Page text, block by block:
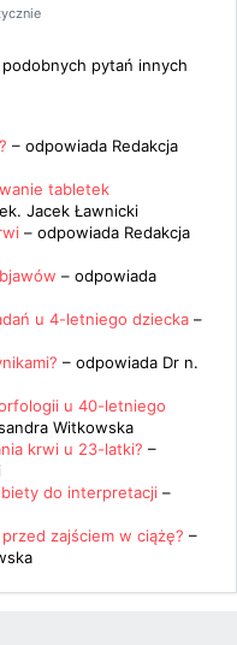
pytań innych
– odpowiada Redakcja
tabletek
Jacek Ławnicki
– odpowiada Redakcja
– odpowiada
u 4-letniego dziecka –
– odpowiada Dr n.
u 40-letniego
Witkowska
krwi u 23-latki? –
do interpretacji –
zajściem w ciążę? –